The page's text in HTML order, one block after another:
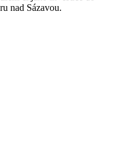
nad Sázavou.